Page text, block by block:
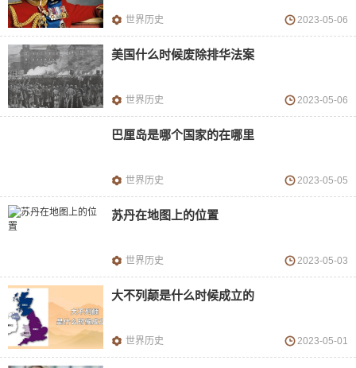
世界历史 2023-05-06
美国什么时候废除排华法案
世界历史 2023-05-06
巴厘岛是哪个国家的在哪里
世界历史 2023-05-05
苏丹在地图上的位置
世界历史 2023-05-03
大不列颠是什么时候成立的
世界历史 2023-05-01